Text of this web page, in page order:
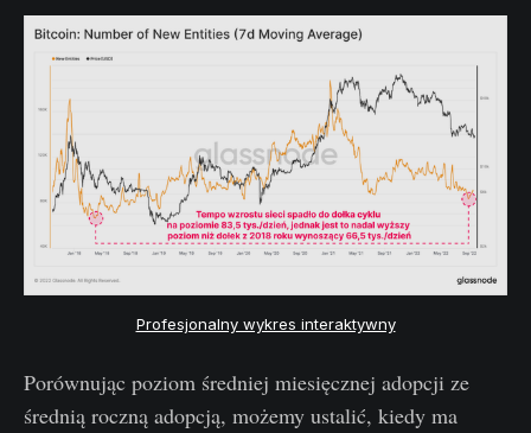
Profesjonalny wykres interaktywny
Porównując poziom średniej miesięcznej adopcji ze
średnią roczną adopcją, możemy ustalić, kiedy ma